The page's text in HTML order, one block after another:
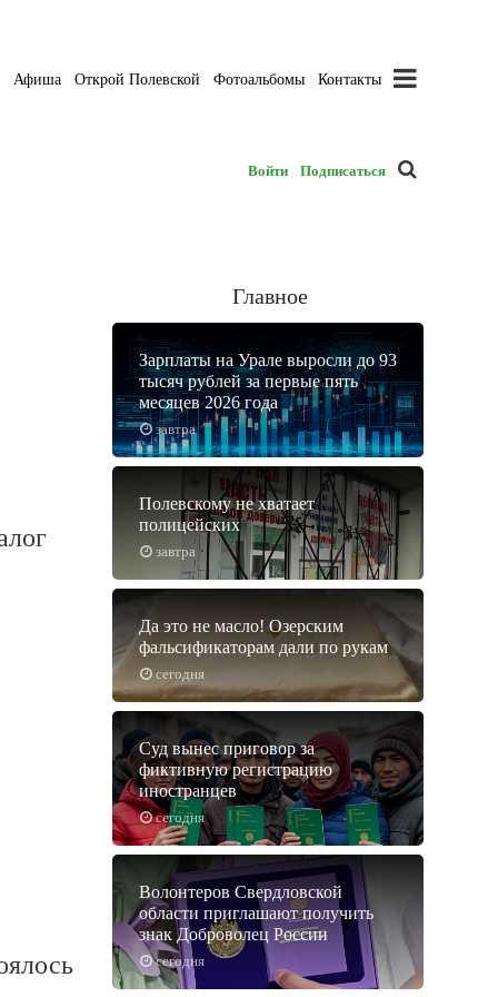
Афиша Открой Полевской Фотоальбомы Контакты
Войти Подписаться
Главное
завтра
Зарплаты на Урале выросли до 93
тысяч рублей за первые пять
месяцев 2026 года
завтра
Полевскому не хватает
полицейских
сегодня
Да это не масло! Озерским
фальсификаторам дали по рукам
сегодня
Суд вынес приговор за
фиктивную регистрацию
иностранцев
сегодня
Волонтеров Свердловской
области приглашают получить
знак Доброволец России